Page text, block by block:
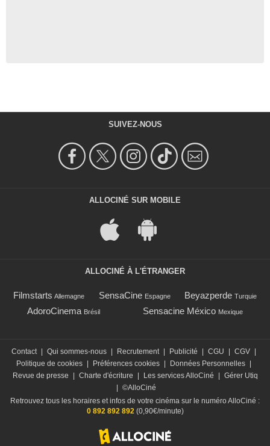
SUIVEZ-NOUS
ALLOCINÉ SUR MOBILE
ALLOCINÉ À L'ÉTRANGER
Filmstarts Allemagne SensaCine Espagne Beyazperde Turquie
AdoroCinema Brésil Sensacine México Mexique
Contact Qui sommes-nous Recrutement Publicité CGU CGV
Politique de cookies
Préférences cookies Données Personnelles
Revue de presse
Charte d'écriture Les services AlloCiné
Gérer Utiq
©AlloCiné
Retrouvez tous les horaires et infos de votre cinéma sur le numéro AlloCiné :
0 892 892 892(0,90€/minute)